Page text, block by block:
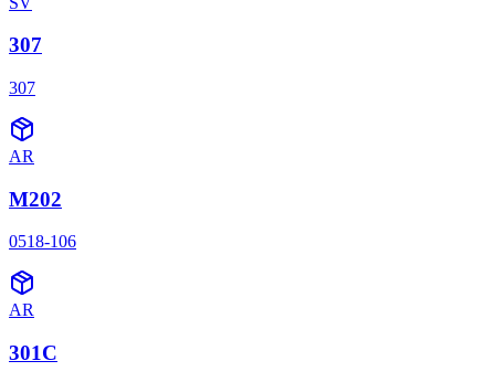
307
307
AR
M202
0518-106
AR
301C